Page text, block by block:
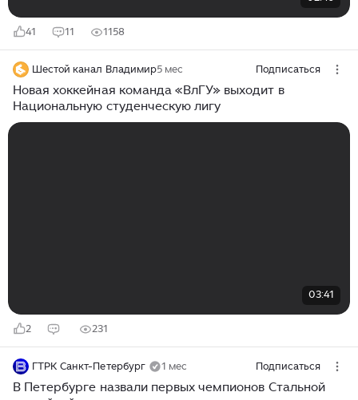
41 11 1158
Шестой канал Владимир5 мес Подписаться
Новая хоккейная команда «ВлГУ» выходит в
Национальную студенческую лигу
03:41
2 231
ГТРК Санкт-Петербург 1 мес Подписаться
В Петербурге назвали первых чемпионов Стальной